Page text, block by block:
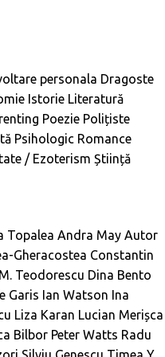
personala Dragoste
Istorie Literatură
Poezie Polițiste
Psihologic Romance
/ Ezoterism Știință
Topalea Andra May Autor
Gheracostea Constantin
Teodorescu Dina Bento
Garis Ian Watson Ina
Liza Karan Lucian Merișca
Bilbor Peter Watts Radu